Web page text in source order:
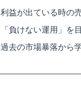
利益が出ている時の
「負けない運用」を
過去の市場暴落から